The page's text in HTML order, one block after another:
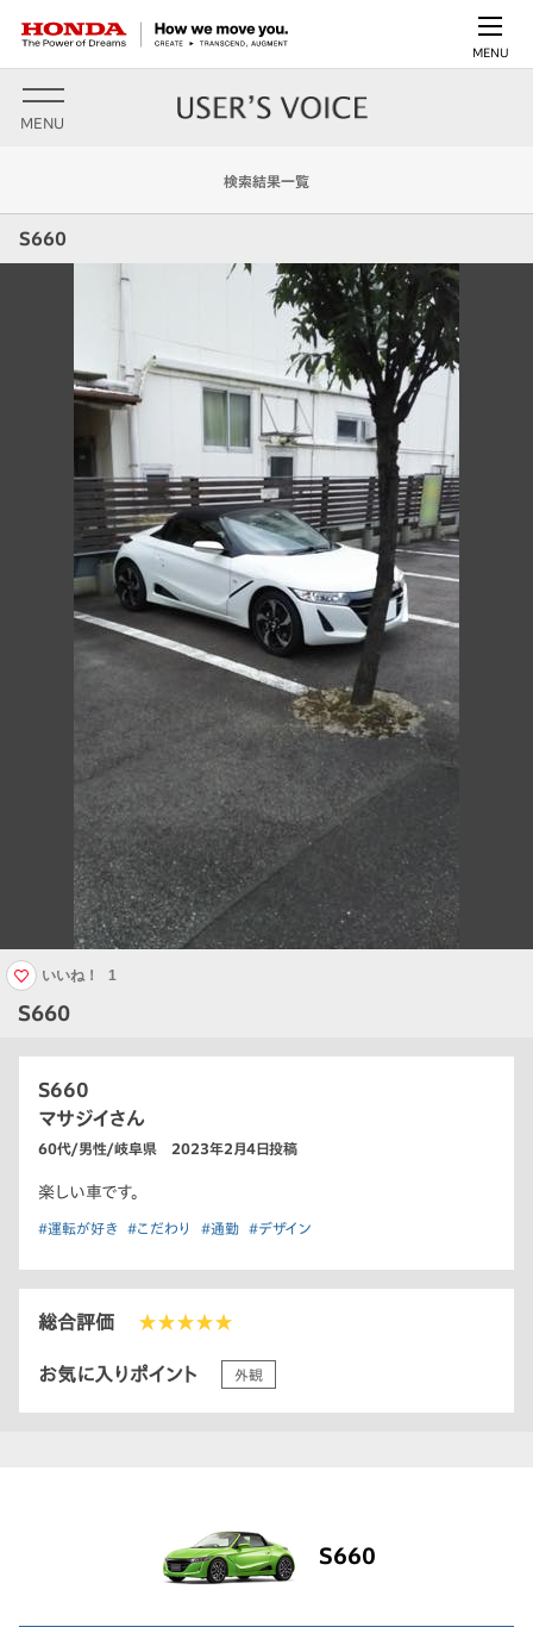
MENU
MENU
検索結果一覧
S660
S660
いいね！ 1
S660
マサジイさん
60代/男性/岐阜県 2023年2月4日投稿
楽しい車です。
#運転が好き #こだわり #通勤 #デザイン
総合評価 ★★★★★
お気に入りポイント 外観
S660